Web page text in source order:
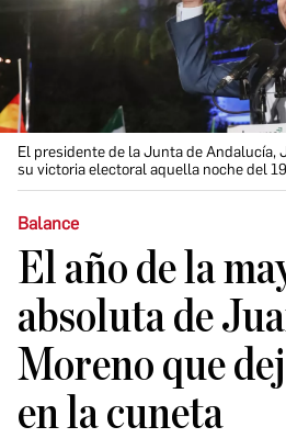
El presidente de la Junta de Andalucía,
su victoria electoral aquella noche del
Balance
El año de la
absoluta de
Moreno que
en la cuneta